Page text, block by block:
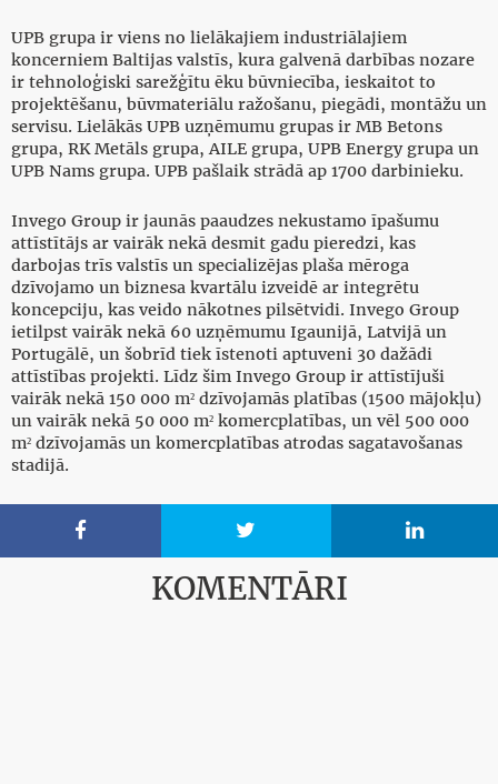
UPB grupa ir viens no lielākajiem industriālajiem
koncerniem Baltijas valstīs, kura galvenā darbības nozare
ir tehnoloģiski sarežģītu ēku būvniecība, ieskaitot to
projektēšanu, būvmateriālu ražošanu, piegādi, montāžu un
servisu. Lielākās UPB uzņēmumu grupas ir MB Betons
grupa, RK Metāls grupa, AILE grupa, UPB Energy grupa un
UPB Nams grupa. UPB pašlaik strādā ap 1700 darbinieku.
Invego Group ir jaunās paaudzes nekustamo īpašumu
attīstītājs ar vairāk nekā desmit gadu pieredzi, kas
darbojas trīs valstīs un specializējas plaša mēroga
dzīvojamo un biznesa kvartālu izveidē ar integrētu
koncepciju, kas veido nākotnes pilsētvidi. Invego Group
ietilpst vairāk nekā 60 uzņēmumu Igaunijā, Latvijā un
Portugālē, un šobrīd tiek īstenoti aptuveni 30 dažādi
attīstības projekti. Līdz šim Invego Group ir attīstījuši
vairāk nekā 150 000 m² dzīvojamās platības (1500 mājokļu)
un vairāk nekā 50 000 m² komercplatības, un vēl 500 000
m² dzīvojamās un komercplatības atrodas sagatavošanas
stadijā.
  
KOMENTĀRI